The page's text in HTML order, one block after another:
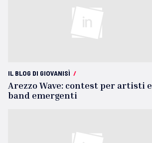
IL BLOG DI GIOVANISÌ /
Arezzo Wave: contest per artisti e
band emergenti